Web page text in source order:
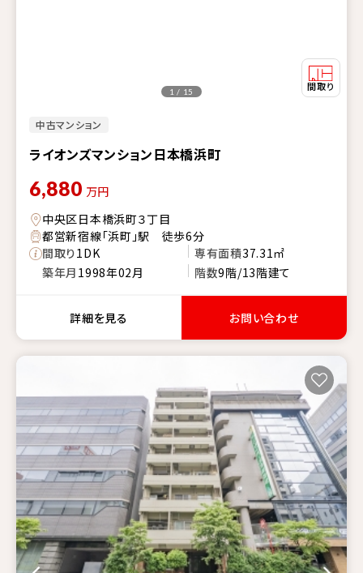
中古マンション
ライオンズマンション日本橋浜町
1 / 15
6,880 万円
中央区日本橋浜町３丁目
都営新宿線「浜町」駅 徒歩6分
間取り1DK 専有面積37.31㎡
築年月 1998年02月 階数9階/13階建て
詳細を見る お問い合わせ